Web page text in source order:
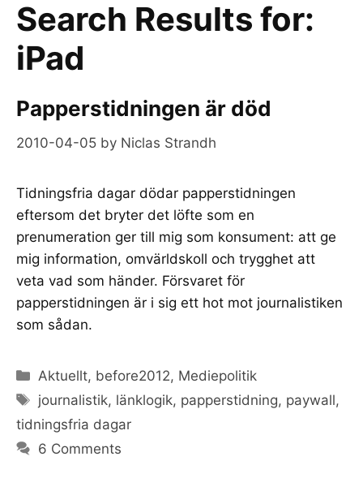
Search Results for:
iPad
Papperstidningen är död
2010-04-05 by Niclas Strandh
Tidningsfria dagar dödar papperstidningen
eftersom det bryter det löfte som en
prenumeration ger till mig som konsument: att ge
mig information, omvärldskoll och trygghet att
veta vad som händer. Försvaret för
papperstidningen är i sig ett hot mot journalistiken
som sådan.
Categories
Aktuellt, before2012, Mediepolitik
Tags
journalistik, länklogik, papperstidning, paywall,
tidningsfria dagar
6 Comments